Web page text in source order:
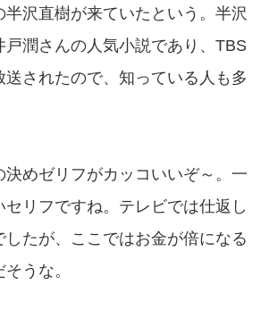
半沢直樹が来ていたという。半沢
戸潤さんの人気小説であり、TBS
送されたので、知っている人も多
決めゼリフがカッコいいぞ～。一
セリフですね。テレビでは仕返し
したが、ここではお金が倍になる
うな。